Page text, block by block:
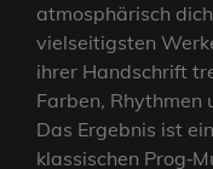
atmosphärisch
vielseitigsten
ihrer Handschrift
Farben, Rhythmen
Das Ergebnis ist
klassischen